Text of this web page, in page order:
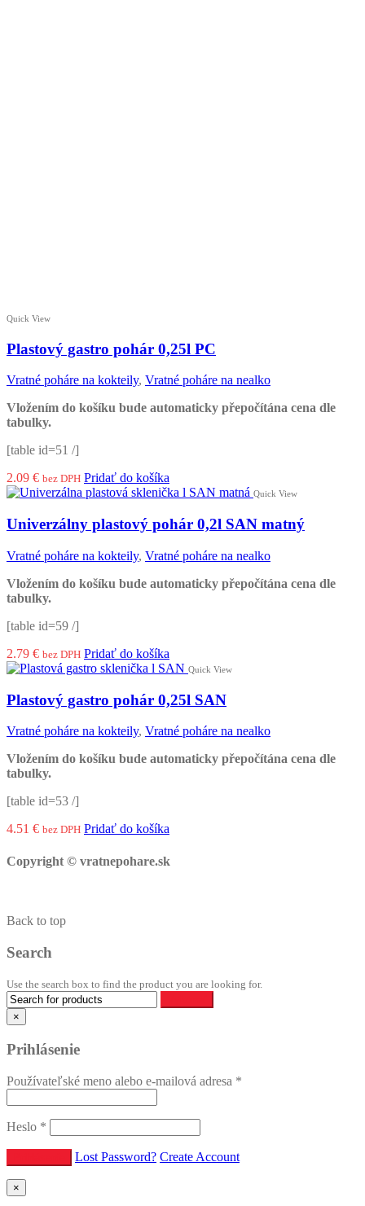
Quick View
Plastový gastro pohár 0,25l PC
Vratné poháre na kokteily, Vratné poháre na nealko
Vložením do košíku bude automaticky přepočítána cena dle
tabulky.
[table id=51 /]
2.09 € bez DPH Pridať do košíka
Quick View
Univerzálny plastový pohár 0,2l SAN matný
Vratné poháre na kokteily, Vratné poháre na nealko
Vložením do košíku bude automaticky přepočítána cena dle
tabulky.
[table id=59 /]
2.79 € bez DPH Pridať do košíka
Quick View
Plastový gastro pohár 0,25l SAN
Vratné poháre na kokteily, Vratné poháre na nealko
Vložením do košíku bude automaticky přepočítána cena dle
tabulky.
[table id=53 /]
4.51 € bez DPH Pridať do košíka
Copyright © vratnepohare.sk
Back to top
Search
Use the search box to find the product you are looking for.
×
Prihlásenie
Používateľské meno alebo e-mailová adresa *
Heslo *
Lost Password? Create Account
×